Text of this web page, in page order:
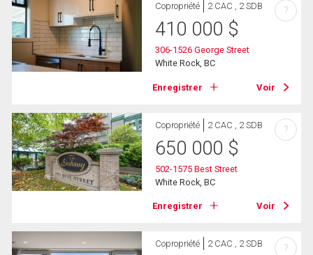
Copropriété 2 CAC , 2 SDB
410 000 $
306-1526 George Street
White Rock, BC
Enregistrer Voir
?
Copropriété 2 CAC , 2 SDB
650 000 $
502-1575 Best Street
White Rock, BC
Enregistrer Voir
?
Copropriété 2 CAC , 2 SDB ?